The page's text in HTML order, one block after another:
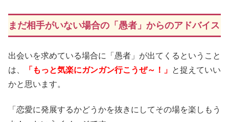
まだ相手がいない場合の「愚者」からのアドバイス
出会いを求めている場合に「愚者」が出てくるということ
は、
「もっと気楽にガンガン行こうぜ～！」 と捉えていい
かと思います。
「恋愛に発展するかどうかを抜きにしてその場を楽しもう